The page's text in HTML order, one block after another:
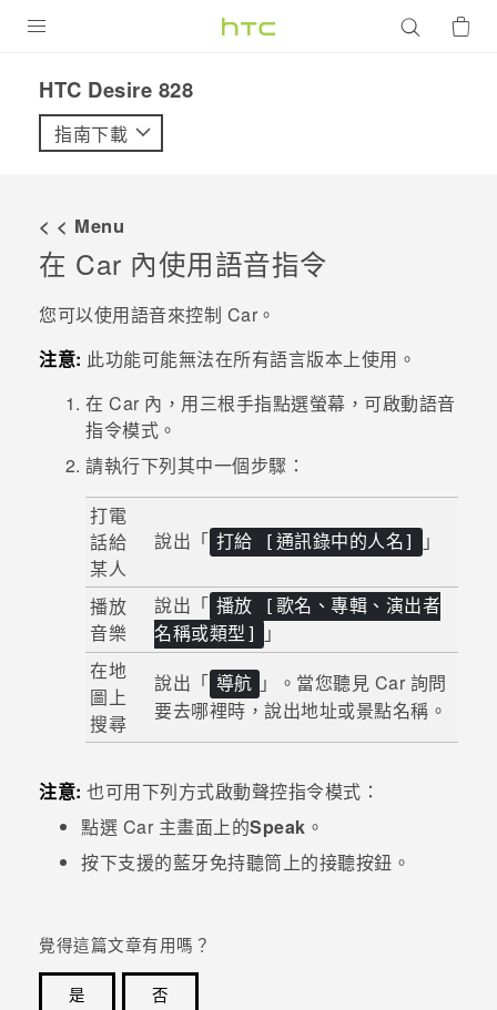
VIVE
配件
優惠專區
焦點訊息
校園專案
企業採購
銷售門市
銷售通路
VIVELAND
HTC Desire 828‎
指南下載
< < Menu
在 Car 內使用語音指令
您可以使用語音來控制 Car 。
注意: 此功能可能無法在所有語言版本上使用。
在 Car 內，用三根手指點選螢幕，可啟動語音
指令模式。
請執行下列其中一個步驟：
打電
話給
某人
說出「 打給 [通訊錄中的人名] 」
播放
音樂
說出「 播放 [歌名、專輯、演出者
名稱或類型]
」
在地
圖上
搜尋
說出「 導航 」。當您聽見 Car 詢問
要去哪裡時，說出地址或景點名稱。
注意: 也可用下列方式啟動聲控指令模式：
點選 Car 主畫面上的Speak 。
按下支援的藍牙免持聽筒上的接聽按鈕。
覺得這篇文章有用嗎？
是
否